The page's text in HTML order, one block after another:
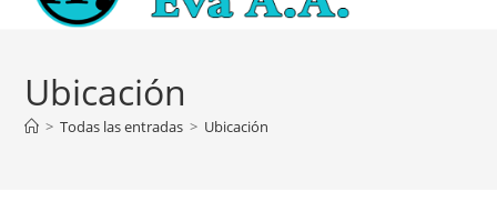
Ubicación
> Todas las entradas > Ubicación